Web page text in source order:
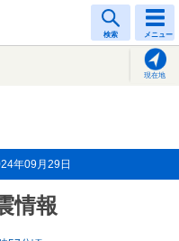
検索 メニュー
現在地
年09月29日
情報